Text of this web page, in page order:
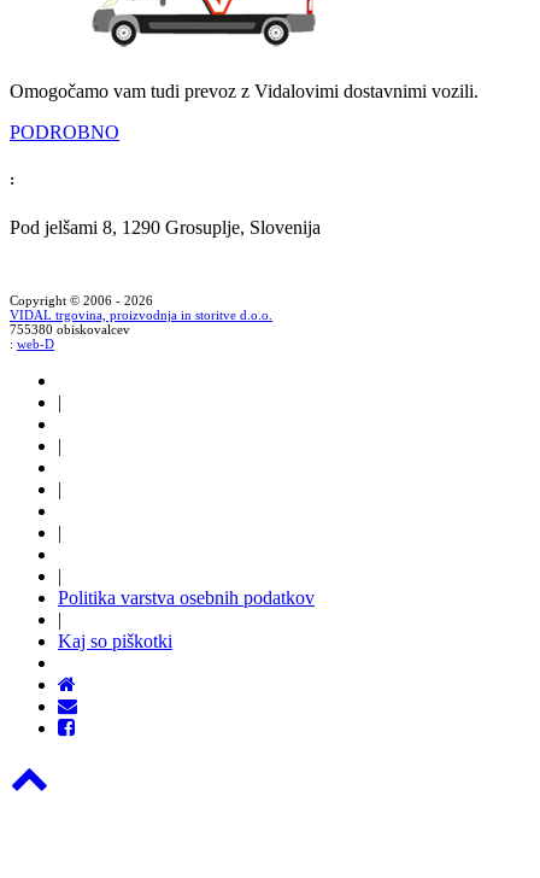
Omogočamo vam tudi prevoz z Vidalovimi dostavnimi vozili.
PODROBNO
:
Pod jelšami 8, 1290 Grosuplje, Slovenija
Copyright © 2006 - 2026
VIDAL trgovina, proizvodnja in storitve d.o.o.
755380 obiskovalcev
: web-D
|
|
|
|
|
Politika varstva osebnih podatkov
|
Kaj so piškotki